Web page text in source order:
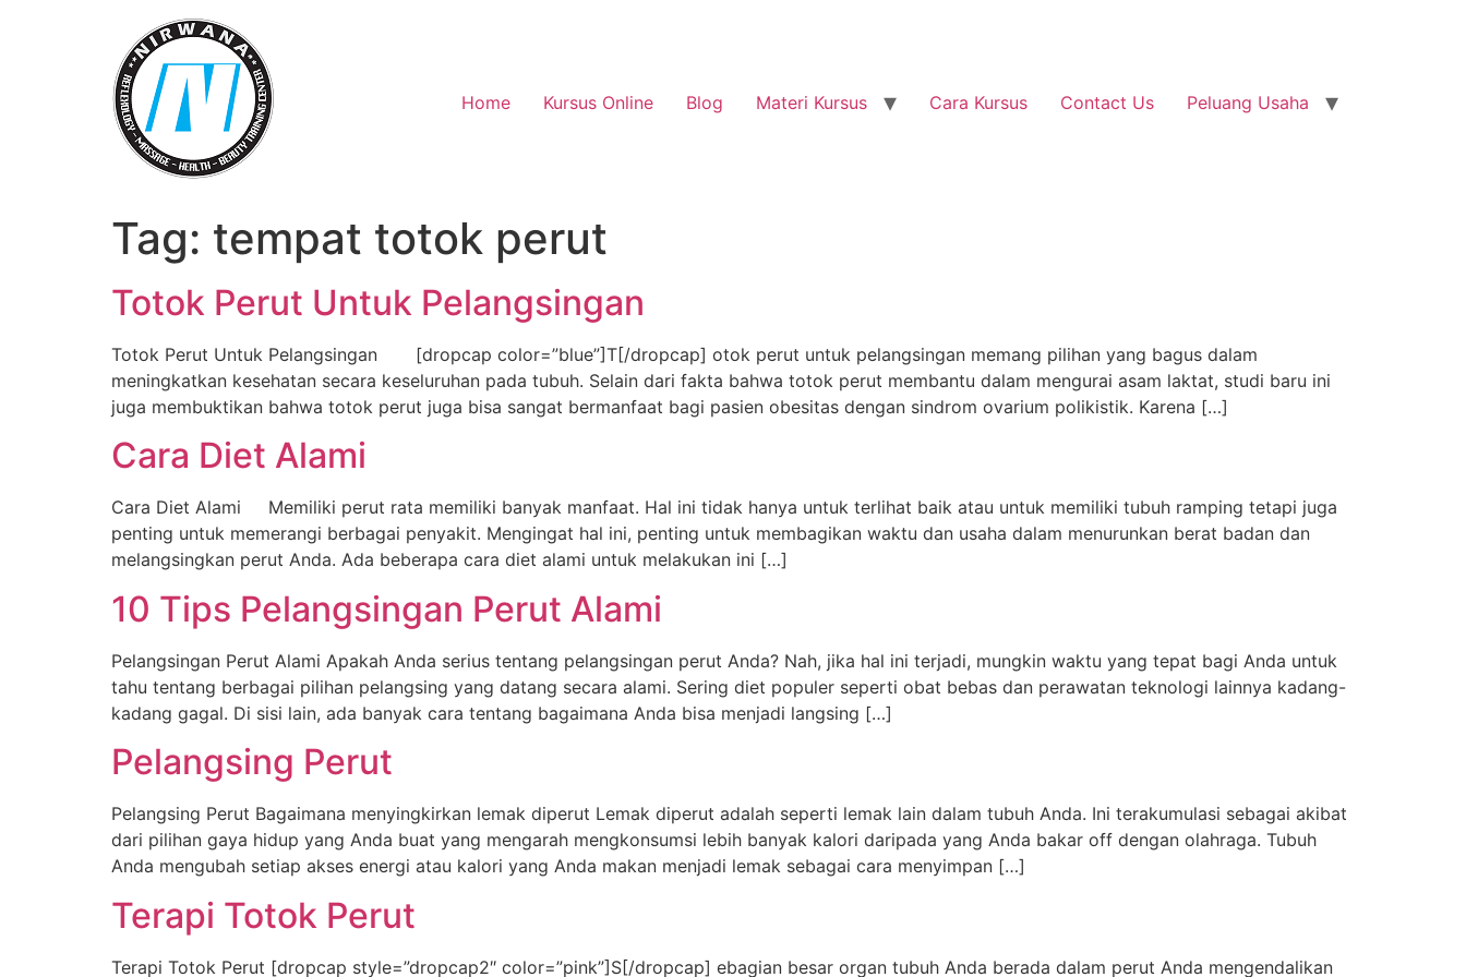
Home
Kursus Online Blog Materi Kursus Cara Kursus Contact Us Peluang Usaha
Tag: tempat totok perut
Totok Perut Untuk Pelangsingan
Totok Perut Untuk Pelangsingan [dropcap color=”blue”]T[/dropcap] otok perut untuk pelangsingan memang pilihan yang bagus dalam
meningkatkan kesehatan secara keseluruhan pada tubuh. Selain dari fakta bahwa totok perut membantu dalam mengurai asam laktat, studi baru ini
juga membuktikan bahwa totok perut juga bisa sangat bermanfaat bagi pasien obesitas dengan sindrom ovarium polikistik. Karena […]
Cara Diet Alami
Cara Diet Alami Memiliki perut rata memiliki banyak manfaat. Hal ini tidak hanya untuk terlihat baik atau untuk memiliki tubuh ramping tetapi juga
penting untuk memerangi berbagai penyakit. Mengingat hal ini, penting untuk membagikan waktu dan usaha dalam menurunkan berat badan dan
melangsingkan perut Anda. Ada beberapa cara diet alami untuk melakukan ini […]
10 Tips Pelangsingan Perut Alami
Pelangsingan Perut Alami Apakah Anda serius tentang pelangsingan perut Anda? Nah, jika hal ini terjadi, mungkin waktu yang tepat bagi Anda untuk
tahu tentang berbagai pilihan pelangsing yang datang secara alami. Sering diet populer seperti obat bebas dan perawatan teknologi lainnya kadang-
kadang gagal. Di sisi lain, ada banyak cara tentang bagaimana Anda bisa menjadi langsing […]
Pelangsing Perut
Pelangsing Perut Bagaimana menyingkirkan lemak diperut Lemak diperut adalah seperti lemak lain dalam tubuh Anda. Ini terakumulasi sebagai akibat
dari pilihan gaya hidup yang Anda buat yang mengarah mengkonsumsi lebih banyak kalori daripada yang Anda bakar off dengan olahraga. Tubuh
Anda mengubah setiap akses energi atau kalori yang Anda makan menjadi lemak sebagai cara menyimpan […]
Terapi Totok Perut
Terapi Totok Perut [dropcap style=”dropcap2″ color=”pink”]S[/dropcap] ebagian besar organ tubuh Anda berada dalam perut Anda mengendalikan